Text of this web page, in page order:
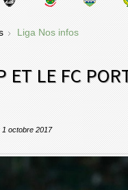
Liga Nos infos
ET LE FC
1 octobre 2017